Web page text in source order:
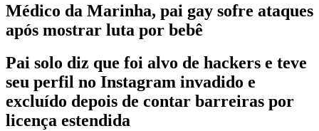
Médico da Marinha, pai gay sofre ataques
após mostrar luta por bebê
Pai solo diz que foi alvo de hackers e teve
seu perfil no Instagram invadido e
excluído depois de contar barreiras por
licença estendida